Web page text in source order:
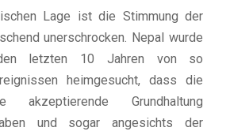
Lage ist die Stimmung der
unerschrocken. Nepal wurde
letzten 10 Jahren von so
heimgesucht, dass die
akzeptierende Grundhaltung
und sogar angesichts der